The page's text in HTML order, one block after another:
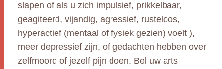
slapen of als u zich impulsief, prikkelbaar,
geagiteerd, vijandig, agressief, rusteloos,
hyperactief (mentaal of fysiek gezien) voelt ),
meer depressief zijn, of gedachten hebben over
zelfmoord of jezelf pijn doen. Bel uw arts